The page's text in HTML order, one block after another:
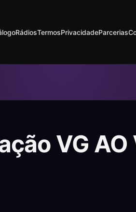
RádiosTermosPrivacidadeParcerias
VG AO